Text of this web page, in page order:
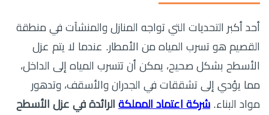
أحد أكبر التحديات التي تواجه المنازل والمنشآت في منطقة
القصيم هو تسرب المياه من الأمطار. عندما لا يتم عزل
الأسطح بشكل صحيح، يمكن أن تتسرب المياه إلى الداخل،
مما يؤدي إلى تشققات في الجدران والأسقف، وتدهور
مواد البناء. شركة اعتماد المملكة الرائدة في عزل الأسطح